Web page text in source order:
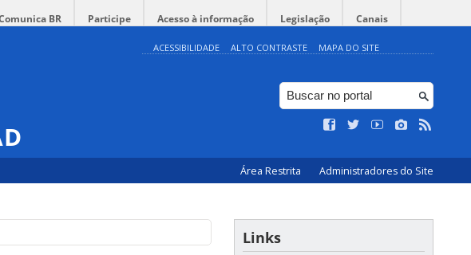
BR Participe Acesso à informação Legislação Canais
ACESSIBILIDADE ALTO CONTRASTE MAPA DO SITE
Área Restrita Administradores do Site
Links